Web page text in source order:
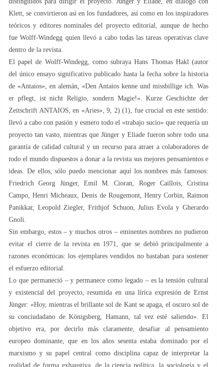
Klett, se convirtieron así en los fundadores, así como en los inspiradores
teóricos y editores nominales del proyecto editorial, aunque de hecho
fue Wolff-Windegg quien llevó a cabo todas las tareas operativas clave
dentro de la revista.
El papel de Wolff-Windegg, como subraya Hans Thomas Hakl (autor
del único ensayo significativo publicado hasta la fecha sobre la historia
de «Antaios», en alemán, «Den Antaios kenne und missbillige ich. Was
er pflegt, ist nicht Religio, sondern Magie!». Kurze Geschichte der
Zeitschrift ANTAIOS, en «Aries», 9, 2) (1), fue crucial en este sentido:
llevó a cabo con pasión y esmero todo el «trabajo sucio» que requería un
proyecto tan vasto, mientras que Jünger y Eliade fueron sobre todo una
garantía de calidad cultural y un recurso para atraer a colaboradores de
todo el mundo dispuestos a donar a la revista sus mejores pensamientos e
ideas. De ellos, sólo puedo mencionar aquí los nombres más famosos:
Friedrich Georg Jünger, Emil M. Cioran, Roger Caillois, Cristina
Campo, Henri Micheaux, Denis de Rougemont, Henry Corbin, Raimon
Panikkar, Leopold Ziegler, Frithjof Schuon, Julius Evola y Gherardo
Gnoli.
Sin embargo, estos – y muchos otros – eminentes nombres no pudieron
evitar el cierre de la revista en 1971, que se debió principalmente a
razones económicas: los ejemplares vendidos no bastaban para sostener
el esfuerzo editorial.
Lo que permaneció – y permanece como legado – es la tensión cultural
y existencial del proyecto, resumida en una lírica expresión de Ernst
Jünger: «Hoy, mientras el brillante sol de Kant se apaga, el oscuro sol de
su conciudadano de Königsberg, Hamann, tal vez esté saliendo». El
objetivo era, por decirlo más claramente, desafiar al pensamiento
europeo dominante, que en los años sesenta estaba dominado por el
marxismo y su papel central como disciplina capaz de interpretar la
realidad de forma exhaustiva, de la ciencia política, la sociología y el